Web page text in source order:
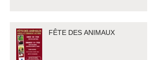
FÊTE DES ANIMAUX